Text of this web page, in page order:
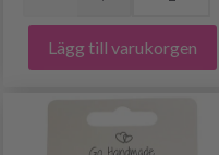
Lägg till varukorgen